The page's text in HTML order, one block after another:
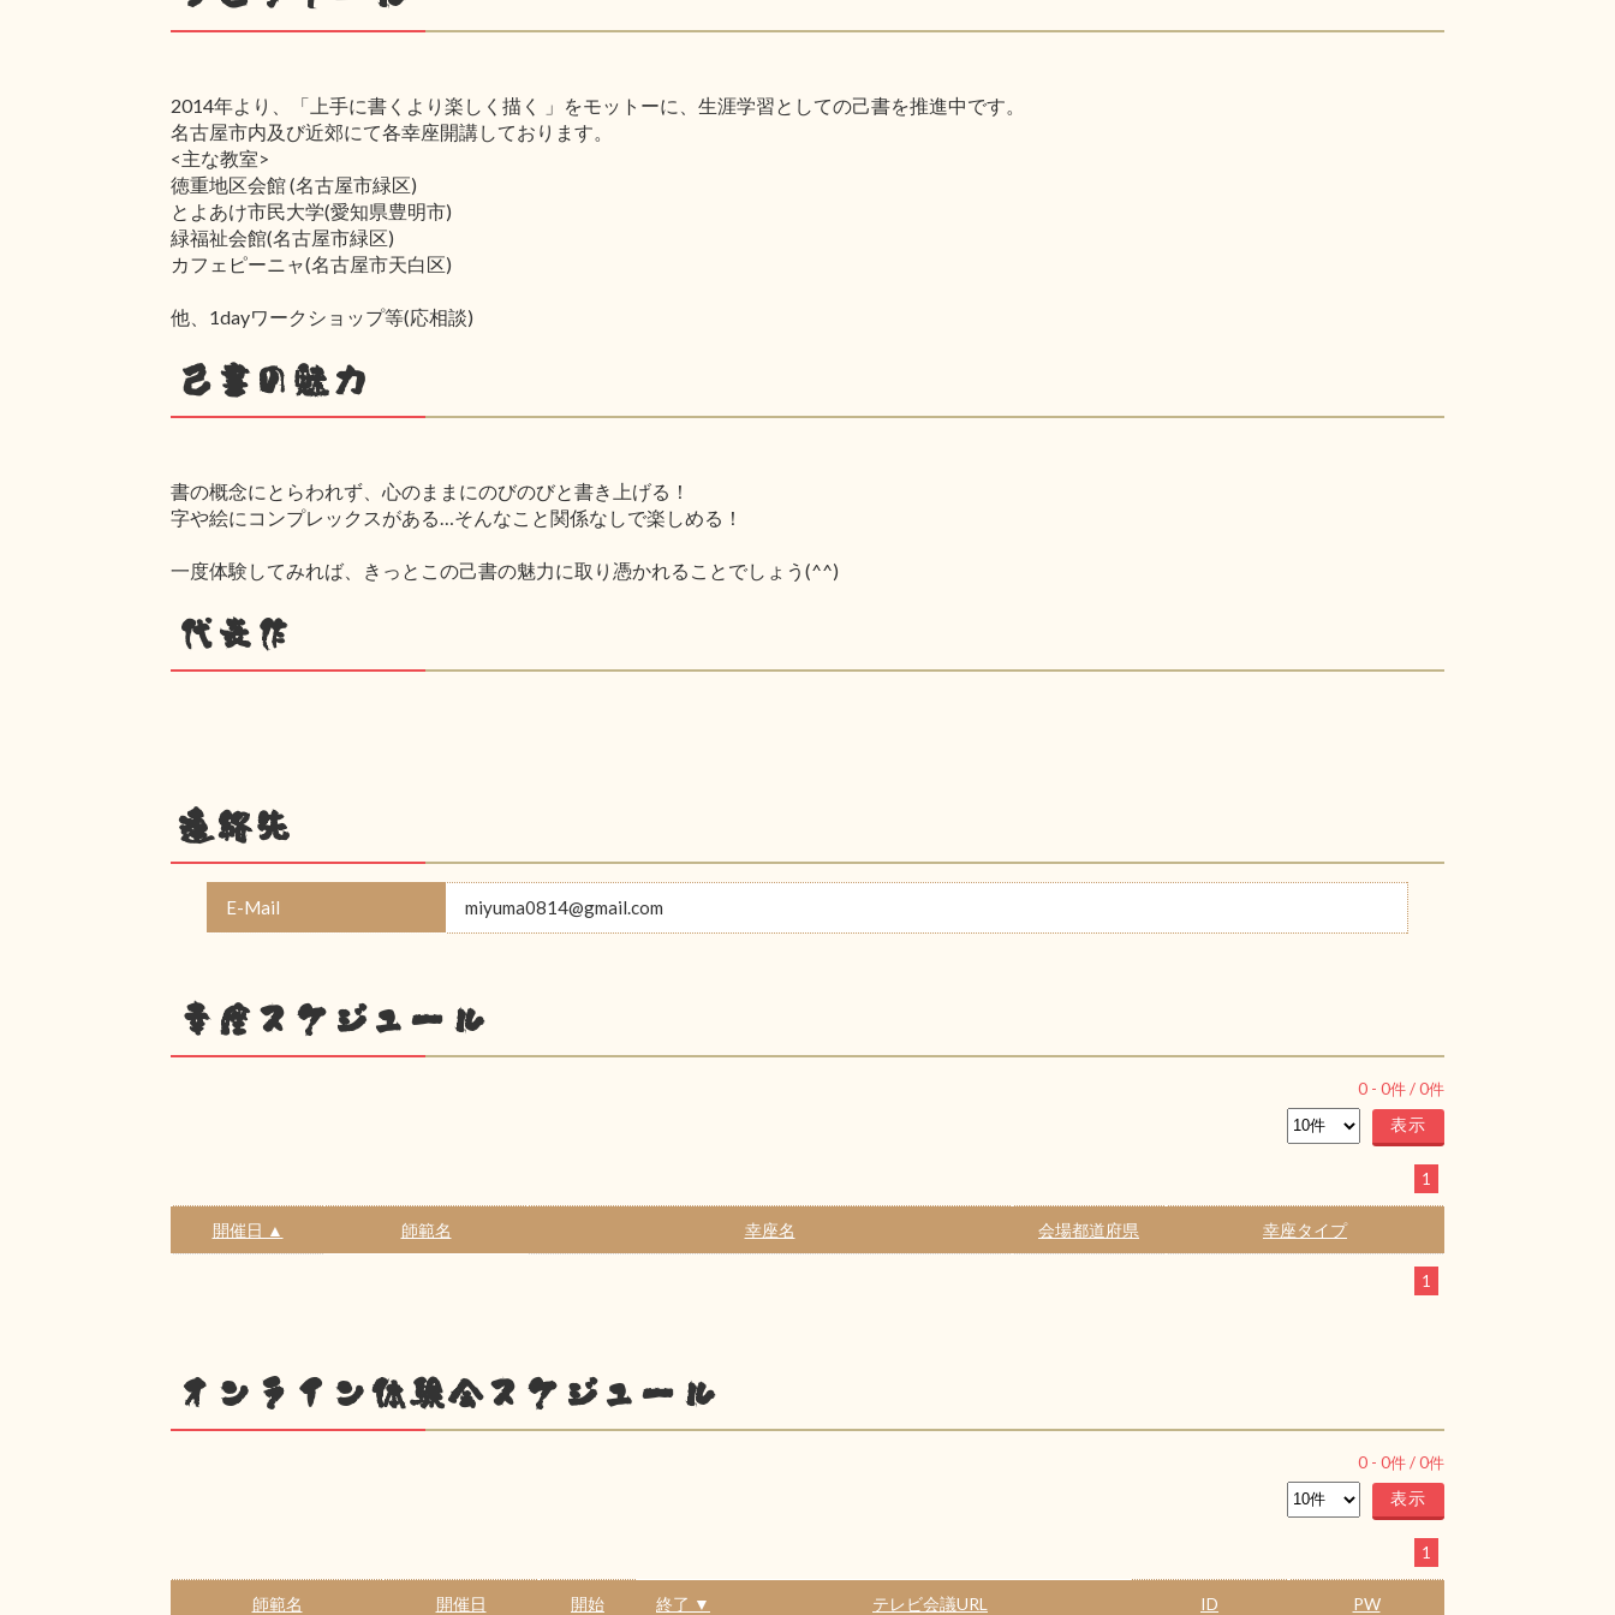
2014年より、「上手に書くより楽しく描く 」をモットーに、生涯学習としての己書を推進中です。
名古屋市内及び近郊にて各幸座開講しております。
<主な教室>
徳重地区会館 (名古屋市緑区)
とよあけ市民大学(愛知県豊明市)
緑福祉会館(名古屋市緑区)
カフェピーニャ(名古屋市天白区)
他、1dayワークショップ等(応相談)
己書の魅力
書の概念にとらわれず、心のままにのびのびと書き上げる！
字や絵にコンプレックスがある…そんなこと関係なしで楽しめる！
一度体験してみれば、きっとこの己書の魅力に取り憑かれることでしょう(^^)
代表作
連絡先
E-Mail miyuma0814@gmail.com
幸座スケジュール
0 - 0件 /0件
1
開催日 ▲ 師範名 幸座名 会場都道府県 幸座タイプ
1
オンライン体験会スケジュール
0 - 0件 /0件
1
師範名 開催日 開始 終了 ▼ テレビ会議URL ID PW